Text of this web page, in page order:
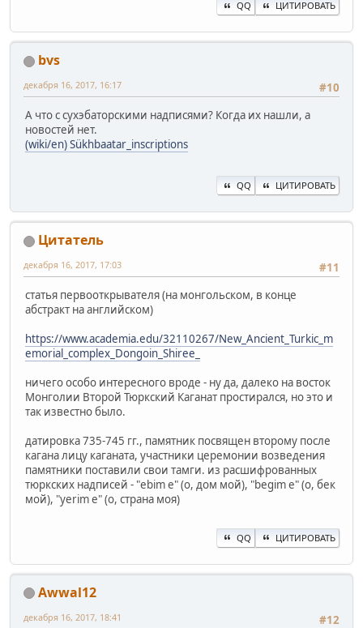
QQ ЦИТИРОВАТЬ
bvs
#10
декабря 16, 2017, 16:17
А что с сухэбаторскими надписями? Когда их нашли, а
новостей нет.
(wiki/en) Sükhbaatar_inscriptions
QQ ЦИТИРОВАТЬ
Цитатель
#11
декабря 16, 2017, 17:03
статья первооткрывателя (на монгольском, в конце
абстракт на английском)
https://www.academia.edu/32110267/New_Ancient_Turkic_m
emorial_complex_Dongoin_Shiree_
ничего особо интересного вроде - ну да, далеко на восток
Монголии Второй Тюркский Каганат простирался, но это и
так известно было.
датировка 735-745 гг., памятник посвящен второму после
кагана лицу каганата, участники церемонии возведения
памятники поставили свои тамги. из расшифрованных
тюркских надписей - "ebim e" (о, дом мой), "begim e" (о, бек
мой), "yerim e" (о, страна моя)
QQ ЦИТИРОВАТЬ
Awwal12
#12
декабря 16, 2017, 18:41